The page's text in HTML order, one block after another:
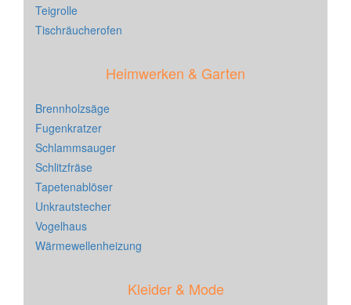
Teigrolle
Tischräucherofen
Heimwerken & Garten
Brennholzsäge
Fugenkratzer
Schlammsauger
Schlitzfräse
Tapetenablöser
Unkrautstecher
Vogelhaus
Wärmewellenheizung
Kleider & Mode